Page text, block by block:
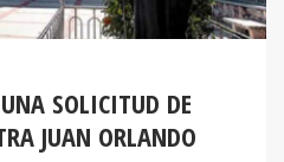
SOLICITUD DE
JUAN ORLANDO